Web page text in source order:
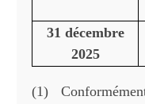
31 décembre
2025
(1) Conformément